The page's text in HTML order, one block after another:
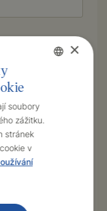
údajů
×
soubory
zážitku.
stránek
v